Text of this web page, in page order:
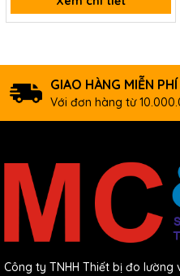
Datasheet
GIAO HÀNG MIỄN PHÍ
Với đơn hàng từ
Công ty TNHH Thiết bị đo lường